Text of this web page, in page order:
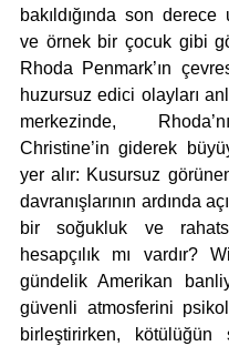
bakıldığında son
ve örnek bir çocuk gibi
Rhoda Penmark’ın
huzursuz edici olayları
merkezinde,
Christine’in giderek
yer alır: Kusursuz
davranışlarının ardında
bir soğukluk ve
hesapçılık mı vardır?
gündelik Amerikan
güvenli atmosferini
birleştirirken, kötülüğün